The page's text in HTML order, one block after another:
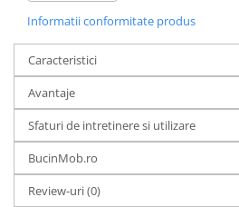
Broască îngropată, silențioasă,
finisată otel bronzat și cromat
Balamale cilindrice 3D cu 4 mm
bronzat și cromat mat
Prag automat Planet cu
Mâner cu rozetă Hoppe bronz
Finisaj:3 straturi de lacuri
de ICA Italia, oferind protecție
Beneficii:
Design modern și elegant
Materiale de calitate superioară
Informatii conformitate produs
Caracteristici
Avantaje
Sfaturi de intretinere si utilizare
BucinMob.ro
Review-uri(0)